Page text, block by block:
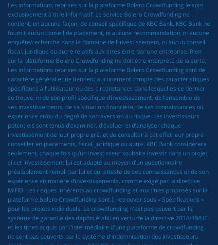
Les informations reprises sur la plateforme Bolero Crowdfunding le sont
exclusivement à titre informatif. Le service Bolero Crowdfunding ne
contient, en aucune façon, de conseil spécifique de KBC Bank. KBC Bank ne
fournit aucun conseil de placement, ni aucune recommandation, ni aucune
enquête/recherche dans le domaine de l’investissement, ni aucun conseil
fiscal, juridique ou autre relatifs aux titres émis par une entreprise. Rien
sur la plateforme Bolero Crowdfunding ne doit être interprété de la sorte.
Les informations reprises sur la plateforme Bolero Crowdfunding sont de
caractère général et ne tiennent aucunement compte des caractéristiques
spécifiques à l’utilisateur ou des circonstances dans lesquelles ce dernier
se trouve, ni de son profil spécifique d’investissement, de l’ensemble de
ses investissements, de sa situation financière, de ses connaissances ou
expérience et/ou du degré de son aversion au risque. Les investisseurs
potentiels sont tenus d’examiner, d’évaluer et d’analyser chaque
investissement de leur propre gré, et de consulter à cet effet leur propre
conseiller en placements, fiscal, juridique ou autre. KBC Bank considérera
seulement, chaque fois qu’un investisseur souhaite investir dans un projet,
si cet investissement lui est adapté au moyen d’un questionnaire
préalablement rempli par lui et qui atteste de ses connaissances et de son
expérience en matière d’investissements, comme exigé par la directive
MiFID. Les risques inhérents au crowdfunding et aux titres proposés sur la
plateforme Bolero Crowdfunding sont à retrouver sous « Spécifications »
pour les projets individuels. Le crowdfunding n'est pas couvert par le
système de garantie des dépôts établi en vertu de la directive 2014/49/UE
et les titres acquis par l'intermédiaire d'une plateforme de crowdfunding
ne sont pas couverts par le système d'indemnisation des investisseurs